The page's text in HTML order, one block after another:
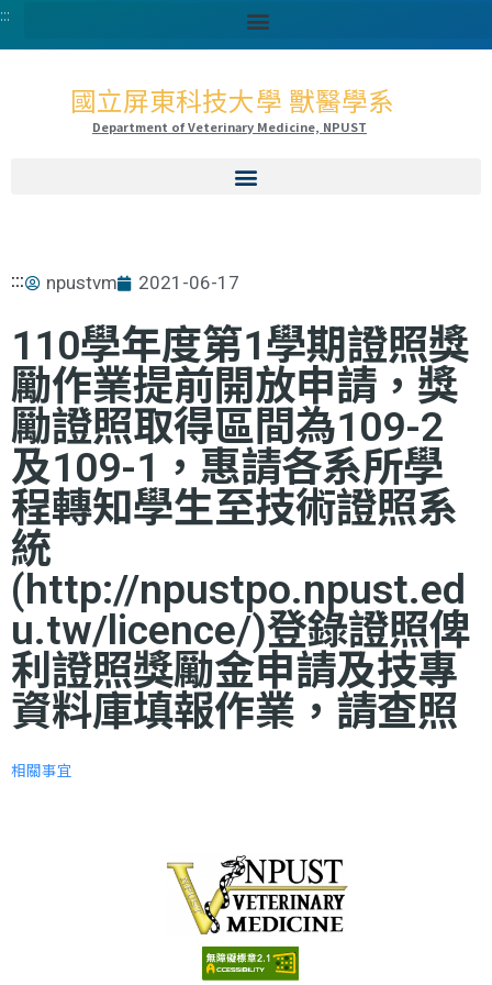
:::
國立屏東科技大學 獸醫學系
Department of Veterinary Medicine, NPUST
::: npustvm 2021-06-17
110學年度第1學期證照獎
勵作業提前開放申請，獎
勵證照取得區間為109-2
及109-1，惠請各系所學
程轉知學生至技術證照系
統
(http://npustpo.npust.ed
u.tw/licence/)登錄證照俾
利證照獎勵金申請及技專
資料庫填報作業，請查照
相關事宜